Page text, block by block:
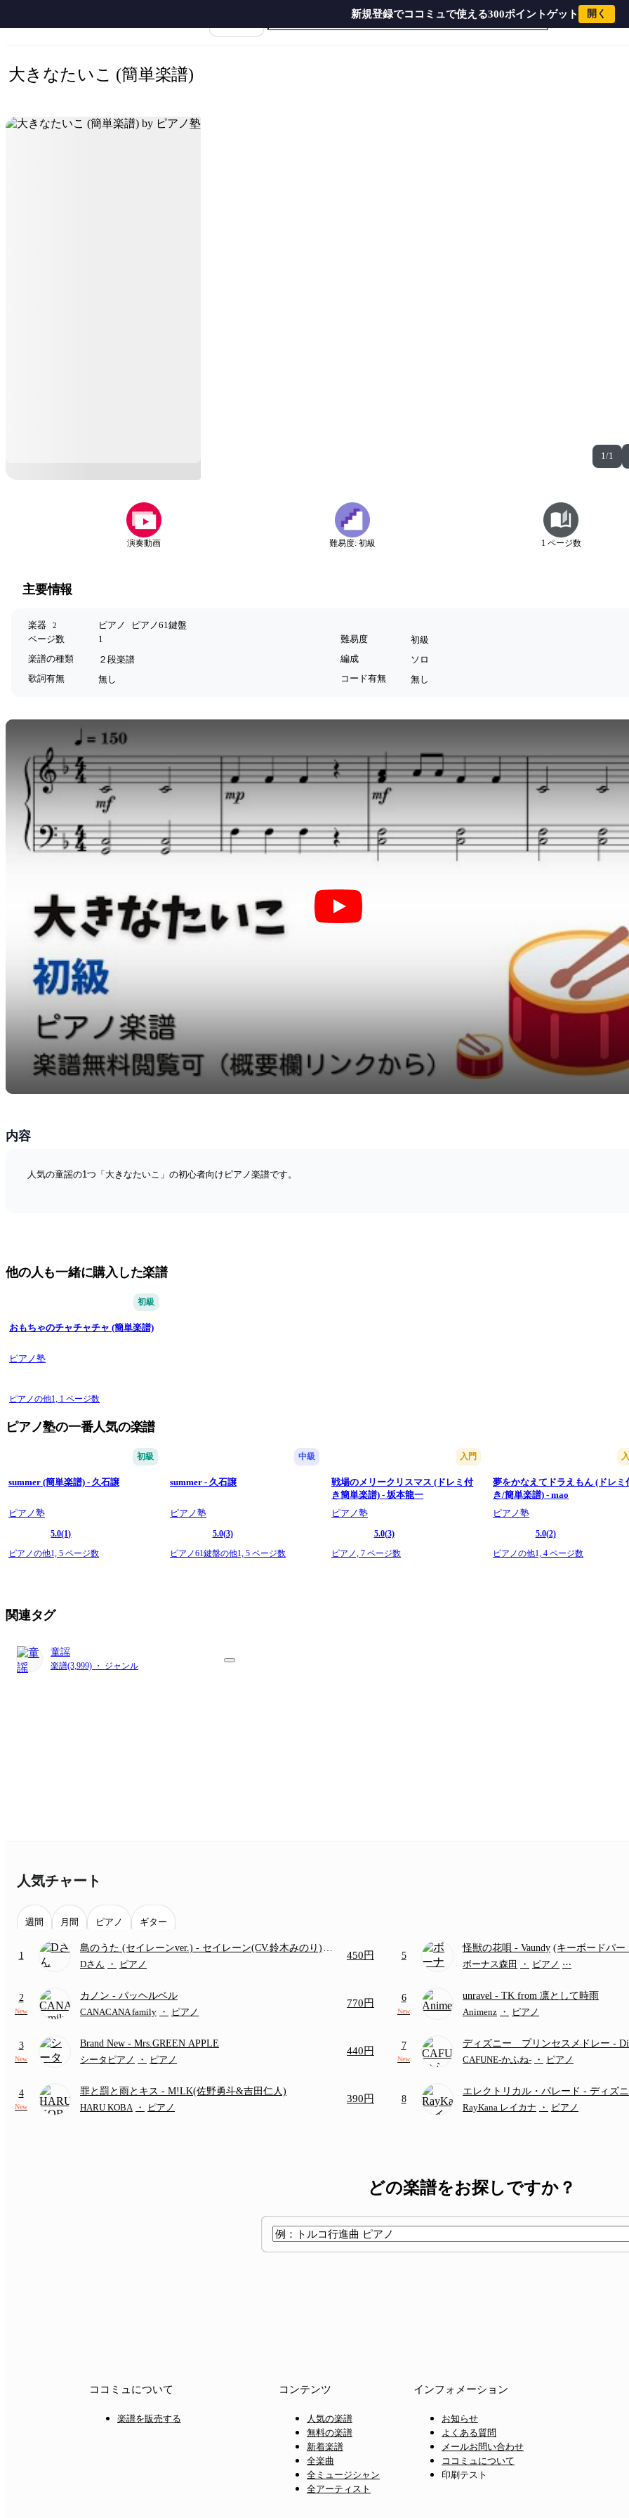
新規登録でココミュで使える300ポイントゲット 開く
大きなたいこ (簡単楽譜)
1/1
大きなたいこ (簡単楽譜)
演奏動画 難易度: 初級 1 ページ数
主要情報
楽器 2 ピアノ
ピアノ61鍵盤
ページ数
1 難易度
初級
楽譜の種類
２段楽譜 編成
ソロ
歌詞有無
無し コード有無 無し
内容
人気の童謡の1つ「大きなたいこ」の初心者向けピアノ楽譜です。
他の人も一緒に購入した楽譜
初級
おもちゃのチャチャチャ (簡単楽譜)
ピアノ塾
ピアノの他1, 1 ページ数
ピアノ塾の一番人気の楽譜
初級
summer (簡単楽譜) - 久石譲
ピアノ塾
5.0(1)
ピアノの他1, 5 ページ数
中級
summer - 久石譲
ピアノ塾
5.0(3)
ピアノ61鍵盤の他1,5 ページ数
入門
戦場のメリークリスマス (ドレミ付
き簡単楽譜) - 坂本龍一
ピアノ塾
5.0(3)
ピアノ,7 ページ数
夢をかなえてドラえもん (ドレミ
き/簡単楽譜) - mao
ピアノ塾
5.0(2)
ピアノの他1,4 ページ数
関連タグ
童謡
楽譜(3,999) ・ ジャンル
人気チャート
週間 月間 ピアノ ギター
1
島のうた (セイレーンver.) - セイレーン(CV.鈴木みのり)
(難易度:★★★★☆/歌詞・コード・ペダル付き/『映画ち
Dさん ・ ピアノ
450円
2
New
カノン - パッヘルベル
CANACANA family ・ ピアノ
770円
3
New
Brand New - Mrs.GREEN APPLE
シータピアノ
・ ピアノ
440円
4
New
罪と罰と雨とキス - M!LK(佐野勇斗&吉田仁人)
HARU KOBA
・ ピアノ
390円
5
怪獣の花唄 - Vaundy (キーボードパー
ボーナス森田
・ ピアノ ⋯
6
New
unravel - TK from 凛として時雨
Animenz ・ ピアノ
7
New
ディズニー プリンセスメドレー -
ディズニー/Disney/メドレー/コード有)
CAFUNE-かふね- ・ ピアノ
8
エレクトリカル・パレード - ディズ
RayKana レイカナ
・ ピアノ
どの楽譜をお探しですか？
ココミュについて
楽譜を販売する
コンテンツ
人気の楽譜
無料の楽譜
新着楽譜
全楽曲
全ミュージシャン
全アーティスト
インフォメーション
お知らせ
よくある質問
メールお問い合わせ
ココミュについて
印刷テスト